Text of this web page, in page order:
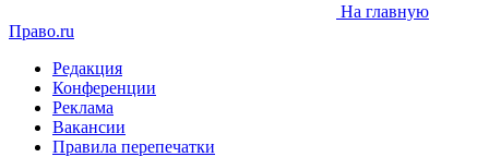
На главную
Право.ru
Редакция
Конференции
Реклама
Вакансии
Правила перепечатки